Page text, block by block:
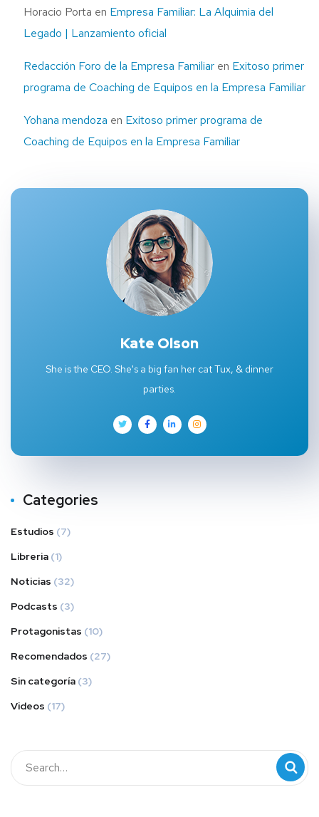
Horacio Porta en Empresa Familiar: La Alquimia del
Legado | Lanzamiento oficial
Redacción Foro de la Empresa Familiar en Exitoso primer
programa de Coaching de Equipos en la Empresa Familiar
Yohana mendoza en Exitoso primer programa de
Coaching de Equipos en la Empresa Familiar
Kate Olson
She is the CEO. She's a big fan her cat Tux, & dinner
parties.
Categories
Estudios (7)
Libreria (1)
Noticias (32)
Podcasts (3)
Protagonistas (10)
Recomendados (27)
Sin categoría (3)
Videos (17)